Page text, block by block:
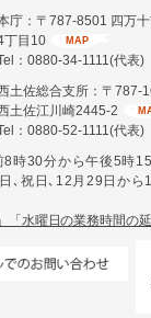
庁：〒787-8501 四万
丁目10
MAP
：0880-34-1111(代表)
土佐総合支所：〒787-
土佐江川崎2445-2
：0880-52-1111(代表)
8時30分から午後5時
､祝日､12月29日から
「水曜日の業務時間の